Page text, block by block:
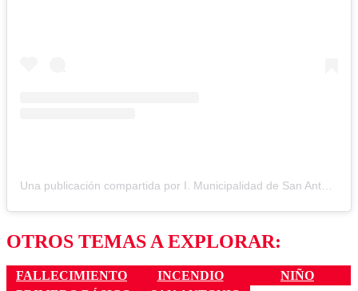
Una publicación compartida por I. Municipalidad de San Antonio (@muni.sanantoniocl)
OTROS TEMAS A EXPLORAR:
FALLECIMIENTO INCENDIO
NIÑO